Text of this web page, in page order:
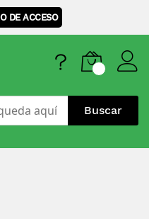
DE ACCESO
Buscar